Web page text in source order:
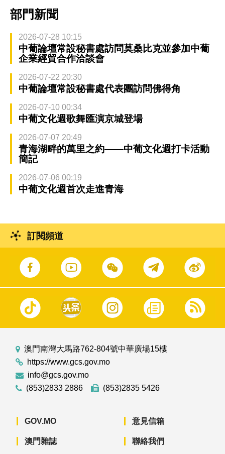
部門新聞
2026-07-28 10:15
中葡論壇常設秘書處訪問莫桑比克並參加中葡
企業經貿合作洽談會
2026-07-22 20:30
中葡論壇常設秘書處代表團訪問佛得角
2026-07-10 00:34
中葡文化週歌舞匯演京城登場
2026-07-07 20:49
青海湖畔的萬里之約——中葡文化週打卡活動
簡記
2026-07-06 00:19
中葡文化週首次走進青海
訂閱頻道
澳門南灣大馬路762-804號中華廣場15樓
https://www.gcs.gov.mo
info@gcs.gov.mo
(853)2833 2886
(853)2835 5426
GOV.MO
澳門雜誌
意見信箱
聯絡我們